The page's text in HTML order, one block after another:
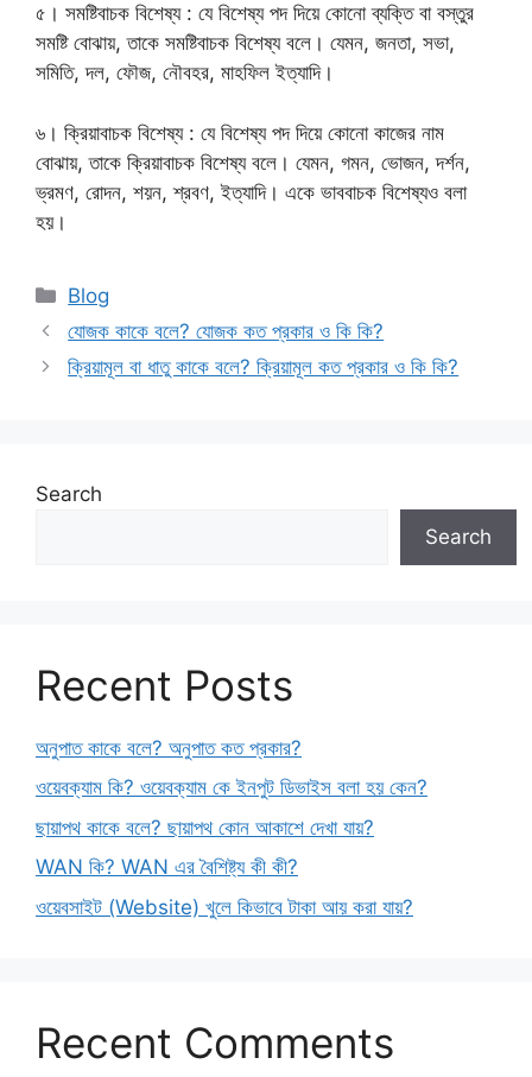
৫। সমষ্টিবাচক বিশেষ্য : যে বিশেষ্য পদ দিয়ে কোনো ব্যক্তি বা বস্তুর
সমষ্টি বোঝায়, তাকে সমষ্টিবাচক বিশেষ্য বলে। যেমন, জনতা, সভা,
সমিতি, দল, ফৌজ, নৌবহর, মাহফিল ইত্যাদি।
৬। ক্রিয়াবাচক বিশেষ্য : যে বিশেষ্য পদ দিয়ে কোনো কাজের নাম
বোঝায়, তাকে ক্রিয়াবাচক বিশেষ্য বলে। যেমন, গমন, ভোজন, দর্শন,
ভ্রমণ, রোদন, শয়ন, শ্রবণ, ইত্যাদি। একে ভাববাচক বিশেষ্যও বলা
হয়।
Categories
Blog
যোজক কাকে বলে? যোজক কত প্রকার ও কি কি?
ক্রিয়ামূল বা ধাতু কাকে বলে? ক্রিয়ামূল কত প্রকার ও কি কি?
Search
Search
Recent Posts
অনুপাত কাকে বলে? অনুপাত কত প্রকার?
ওয়েবক্যাম কি? ওয়েবক্যাম কে ইনপুট ডিভাইস বলা হয় কেন?
ছায়াপথ কাকে বলে? ছায়াপথ কোন আকাশে দেখা যায়?
WAN কি? WAN এর বৈশিষ্ট্য কী কী?
ওয়েবসাইট (Website) খুলে কিভাবে টাকা আয় করা যায়?
Recent Comments